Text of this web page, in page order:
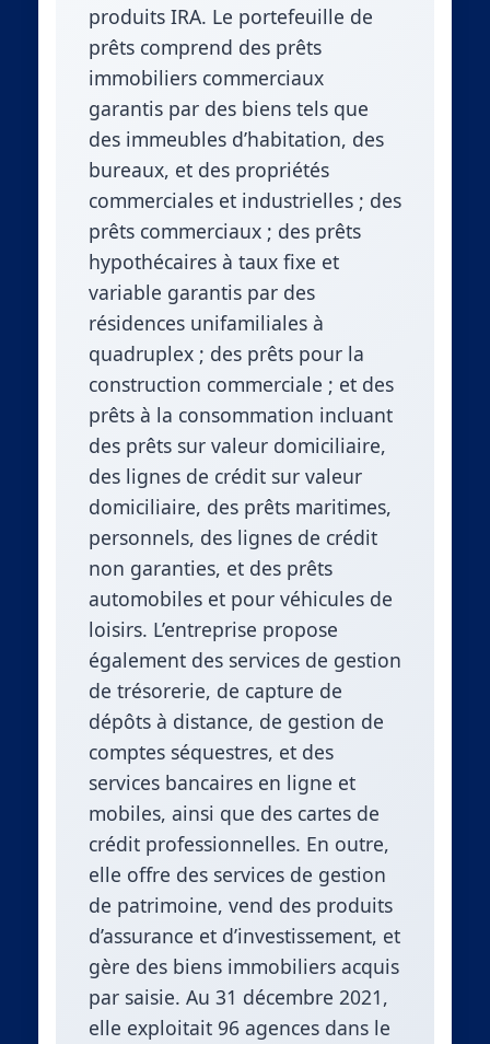
produits IRA. Le portefeuille de
prêts comprend des prêts
immobiliers commerciaux
garantis par des biens tels que
des immeubles d’habitation, des
bureaux, et des propriétés
commerciales et industrielles ; des
prêts commerciaux ; des prêts
hypothécaires à taux fixe et
variable garantis par des
résidences unifamiliales à
quadruplex ; des prêts pour la
construction commerciale ; et des
prêts à la consommation incluant
des prêts sur valeur domiciliaire,
des lignes de crédit sur valeur
domiciliaire, des prêts maritimes,
personnels, des lignes de crédit
non garanties, et des prêts
automobiles et pour véhicules de
loisirs. L’entreprise propose
également des services de gestion
de trésorerie, de capture de
dépôts à distance, de gestion de
comptes séquestres, et des
services bancaires en ligne et
mobiles, ainsi que des cartes de
crédit professionnelles. En outre,
elle offre des services de gestion
de patrimoine, vend des produits
d’assurance et d’investissement, et
gère des biens immobiliers acquis
par saisie. Au 31 décembre 2021,
elle exploitait 96 agences dans le